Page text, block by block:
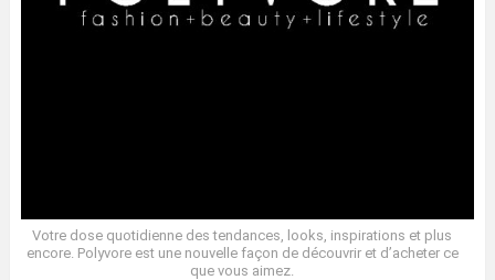
Votre dose quotidienne des tendances, looks, inspirations et plus
encore. Polyvore est une nouvelle façon de découvrir et d’acheter ce
que vous aimez.